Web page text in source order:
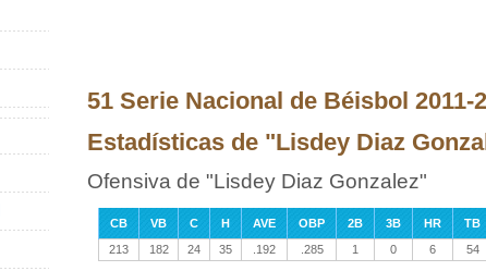
51 Serie Nacional de Béisbol 2011-
Estadísticas de "Lisdey Diaz
Ofensiva de "Lisdey Diaz Gonzalez"
CB VB C H AVE OBP 2B 3B HR TB
213
182 24 35 .192 .285 1 0 6 54